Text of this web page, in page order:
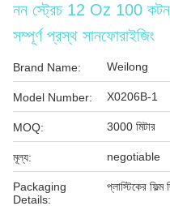
নন স্ট্রেচ 12 Oz 100 কটন
সম্পূর্ণ প্রস্থ সানফোরাইজিং
Brand Name: Weilong
Model Number: X0206B-1
MOQ: 3000 মিটার
মূল্য: negotiable
Packaging
Details:
প্লাস্টিকের